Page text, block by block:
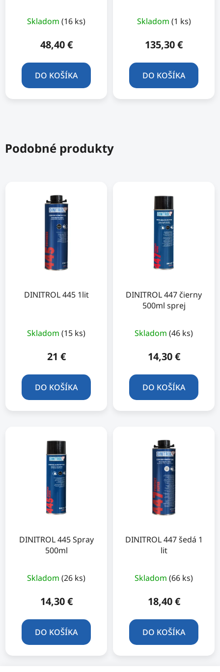
Skladom (16 ks)
48,40 €
DO KOŠÍKA
Skladom (1 ks)
135,30 €
DO KOŠÍKA
Podobné produkty
DINITROL 445 1lit
Skladom (15 ks)
21 €
DO KOŠÍKA
DINITROL 447 čierny
500ml sprej
Skladom (46 ks)
14,30 €
DO KOŠÍKA
DINITROL 445 Spray
500ml
hodnotenie
produktu
je
5,0
z
Skladom (26 ks)
14,30 €
DO KOŠÍKA
DINITROL 447 šedá 1
lit
Skladom (66 ks)
18,40 €
DO KOŠÍKA